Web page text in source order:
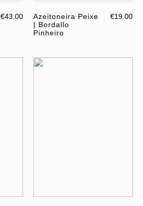
€43.00
Azeitoneira Peixe
| Bordallo
Pinheiro
€19.00